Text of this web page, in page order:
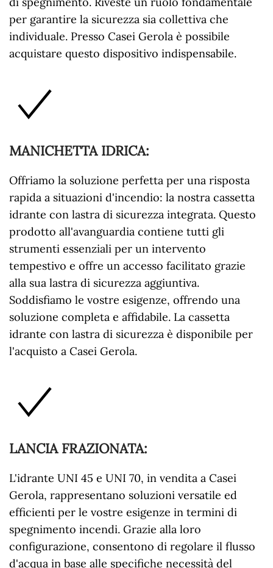
per garantire la sicurezza sia collettiva che
individuale. Presso Casei Gerola è possibile
acquistare questo dispositivo indispensabile.
MANICHETTA IDRICA:
Offriamo la soluzione perfetta per una risposta
rapida a situazioni d'incendio: la nostra cassetta
idrante con lastra di sicurezza integrata. Questo
prodotto all'avanguardia contiene tutti gli
strumenti essenziali per un intervento
tempestivo e offre un accesso facilitato grazie
alla sua lastra di sicurezza aggiuntiva.
Soddisfiamo le vostre esigenze, offrendo una
soluzione completa e affidabile. La cassetta
idrante con lastra di sicurezza è disponibile per
l'acquisto a Casei Gerola.
LANCIA FRAZIONATA:
L'idrante UNI 45 e UNI 70, in vendita a Casei
Gerola, rappresentano soluzioni versatile ed
efficienti per le vostre esigenze in termini di
spegnimento incendi. Grazie alla loro
configurazione, consentono di regolare il flusso
d'acqua in base alle specifiche necessità del